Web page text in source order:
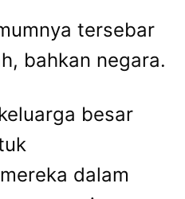
tersebar
bahkan negara.
besar
mereka dalam